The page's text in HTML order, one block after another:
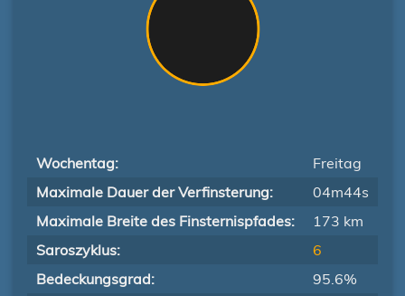
Wochentag:
Freitag
Maximale Dauer der Verfinsterung:
04m44s
Maximale Breite des Finsternispfades:
173 km
Saroszyklus:
6
Bedeckungsgrad:
95.6%